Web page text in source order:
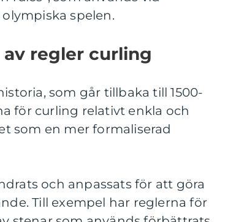
spelen.
regler curling
som går tillbaka till 1500-
för curling relativt enkla och
som en mer formaliserad
och anpassats för att göra
Till exempel har reglerna för